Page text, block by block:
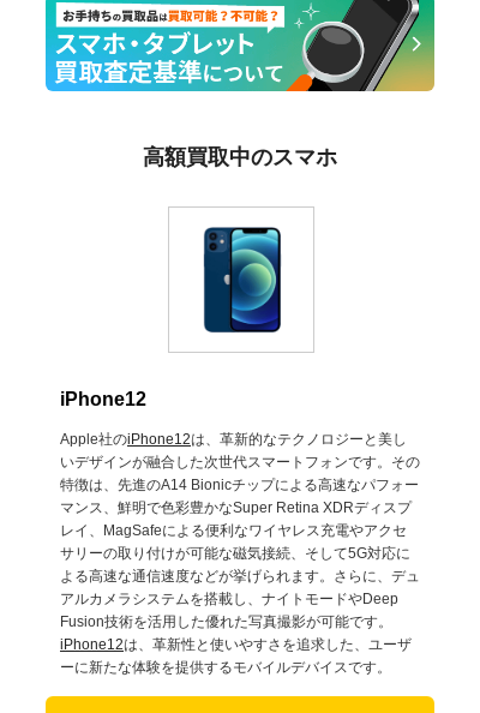
高額買取中のスマホ
iPhone12
Apple社のiPhone12は、革新的なテクノロジーと美し
いデザインが融合した次世代スマートフォンです。その
特徴は、先進のA14 Bionicチップによる高速なパフォー
マンス、鮮明で色彩豊かなSuper Retina XDRディスプ
レイ、MagSafeによる便利なワイヤレス充電やアクセ
サリーの取り付けが可能な磁気接続、そして5G対応に
よる高速な通信速度などが挙げられます。さらに、デュ
アルカメラシステムを搭載し、ナイトモードやDeep
Fusion技術を活用した優れた写真撮影が可能です。
iPhone12は、革新性と使いやすさを追求した、ユーザ
ーに新たな体験を提供するモバイルデバイスです。